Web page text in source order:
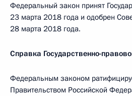
Федеральный закон принят
23 марта 2018 года и одобрен
28 марта 2018 года.
Справка Государственно-
Федеральным законом
Правительством Российской